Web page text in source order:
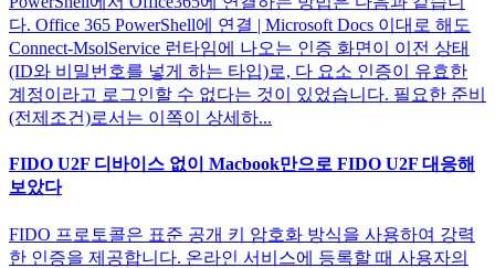
다. Office 365 PowerShell에 연결 | Microsoft Docs 이대로 해도
Connect-MsolService 런타임에 나오는 인증 화면이 이전 상태
(ID와 비밀번호를 넣게 하는 타입)로, 다 요소 인증이 유효한
계정이라고 로그인할 수 없다는 것이 있었습니다. 필요한 준비
(전제조건)로서는 이쪽이 상세하...
FIDO U2F 디바이스 없이 Macbook만으로 FIDO U2F 대응해
보았다
FIDO 프로토콜은 표준 공개 키 암호화 방식을 사용하여 강력
한 인증을 제공합니다. 온라인 서비스에 등록할 때 사용자의